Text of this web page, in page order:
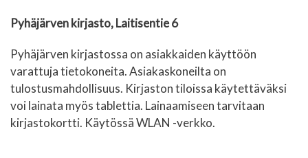
Pyhäjärven kirjasto, Laitisentie 6
Pyhäjärven kirjastossa on asiakkaiden käyttöön
varattuja tietokoneita. Asiakaskoneilta on
tulostusmahdollisuus. Kirjaston tiloissa käytettäväksi
voi lainata myös tablettia. Lainaamiseen tarvitaan
kirjastokortti. Käytössä WLAN -verkko.